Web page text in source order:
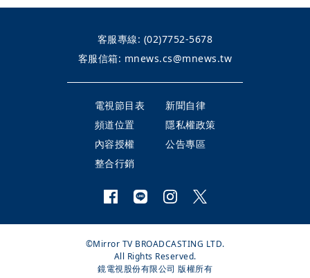
客服專線: (02)7752-5678
客服信箱: mnews.cs@mnews.tw
電視節目表
新聞自律
頻道位置
隱私權政策
內容授權
公告專區
整合行銷
©Mirror TV BROADCASTING LTD.
All Rights Reserved.
鏡電視股份有限公司 版權所有